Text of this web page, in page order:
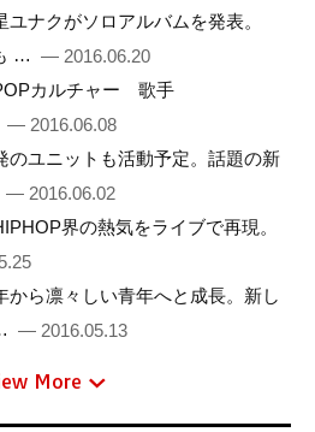
ナクがソロアルバムを発表。
… — 2016.06.20
カルチャー 歌手
— 2016.06.08
のユニットも活動予定。話題の新
— 2016.06.02
界の熱気をライブで再現。
から凛々しい青年へと成長。新し
— 2016.05.13
More